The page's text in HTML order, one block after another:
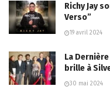
Richy Jay
Verso”
19 avril 2024
La
brille à
30 mai 2024